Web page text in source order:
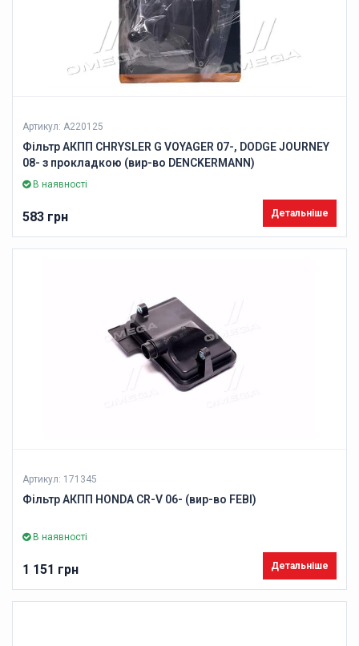
Артикул: A220125
Фільтр АКПП CHRYSLER G VOYAGER 07-, DODGE JOURNEY
08- з прокладкою (вир-во DENCKERMANN)
В наявності
583 грн Детальніше
Артикул: 171345
Фільтр АКПП HONDA CR-V 06- (вир-во FEBI)
В наявності
1 151 грн Детальніше